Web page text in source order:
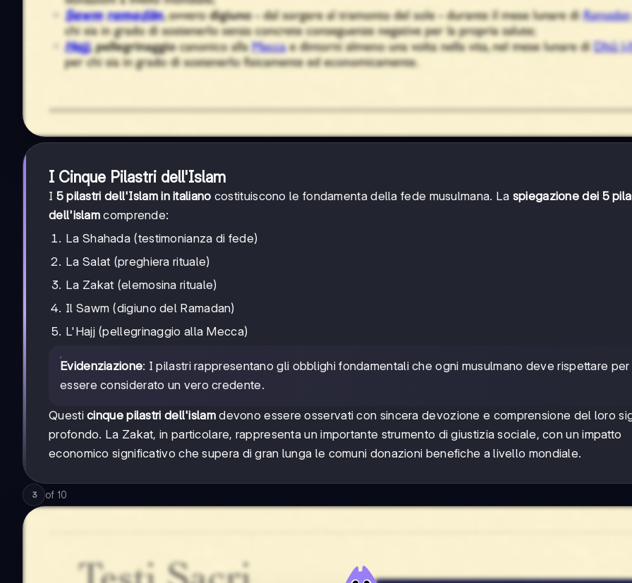
I Cinque Pilastri dell'Islam
I 5 pilastri dell'Islam in italiano costituiscono le fondamenta della fede musulmana. La spiegazione dei 5
dell'islam comprende:
La Shahada (testimonianza di fede)
La Salat (preghiera rituale)
La Zakat (elemosina rituale)
Il Sawm (digiuno del Ramadan)
L'Hajj (pellegrinaggio alla Mecca)
Evidenziazione: I pilastri rappresentano gli obblighi fondamentali che ogni musulmano deve rispettare per
essere considerato un vero credente.
Questicinque pilastri dell'islamdevono essere osservati con sincera devozione e comprensione del loro
profondo. La Zakat, in particolare, rappresenta un importante strumento di giustizia sociale, con un impatto
economico significativo che supera di gran lunga le comuni donazioni benefiche a livello mondiale.
3 of 10